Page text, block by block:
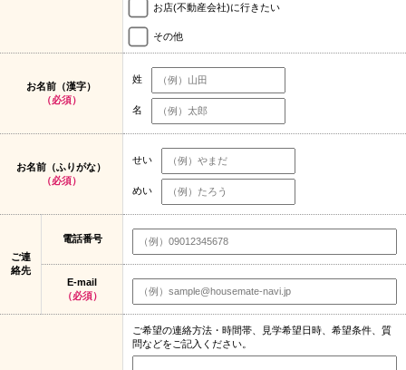
お店(不動産会社)に行きたい
その他
お名前（漢字）
（必須）
姓
名
お名前（ふりがな）
（必須）
せい
めい
ご連
絡先
電話番号
E-mail
（必須）
ご希望の連絡方法・時間帯、見学希望日時、希望条件、質
問などをご記入ください。